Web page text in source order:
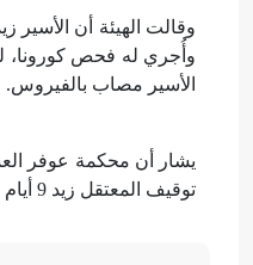
وأُجري له فحص كورونا،
الأسير مصاب بالفيروس.
يشار أن محكمة عوفر
توقيف المعتقل زيد 9 أيام بذريعة استكمال التحقيق.